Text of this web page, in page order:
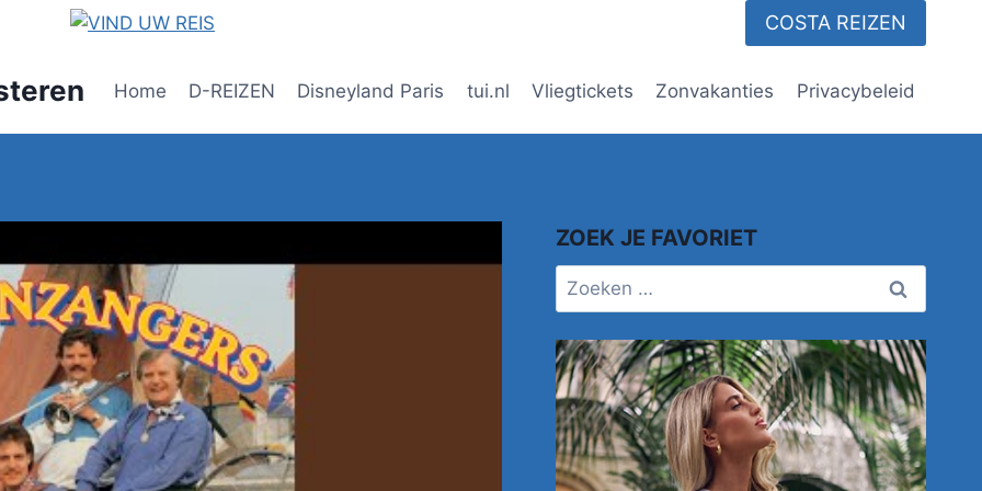
COSTA REIZEN
Home D-REIZEN Disneyland Paris tui.nl Vliegtickets Zonvakanties Privacybeleid
ZOEK JE FAVORIET
Zoeken
naar: